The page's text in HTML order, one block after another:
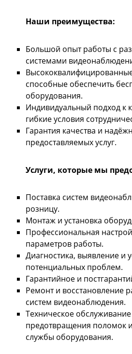
Наши преимущества:
Большой опыт работы с
системами
способные обеспечить
оборудования.
Индивидуальный подход к
гибкие условия
Гарантия качества и
предоставляемых услуг.
Услуги, которые мы
Поставка систем
розницу.
Монтаж и установка
Профессиональная
параметров работы.
Диагностика, выявление и
потенциальных проблем.
Гарантийное и
Ремонт и восстановление
систем видеонаблюдения.
Техническое
предотвращения поломок
службы оборудования.